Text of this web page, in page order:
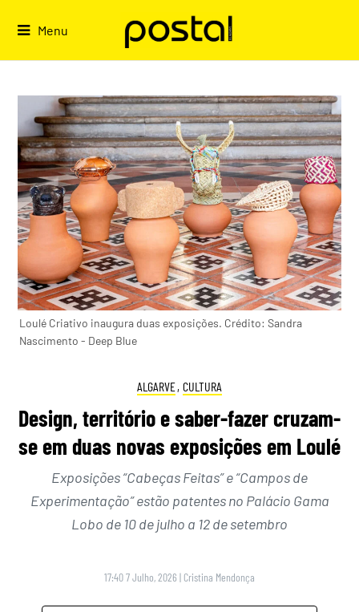
Menu
Loulé Criativo inaugura duas exposições. Crédito: Sandra
Nascimento - Deep Blue
ALGARVE, CULTURA
Design, território e saber-fazer cruzam-
se em duas novas exposições em Loulé
Exposições “Cabeças Feitas” e “Campos de
Experimentação” estão patentes no Palácio Gama
Lobo de 10 de julho a 12 de setembro
17:40 7 Julho, 2026 | Cristina Mendonça